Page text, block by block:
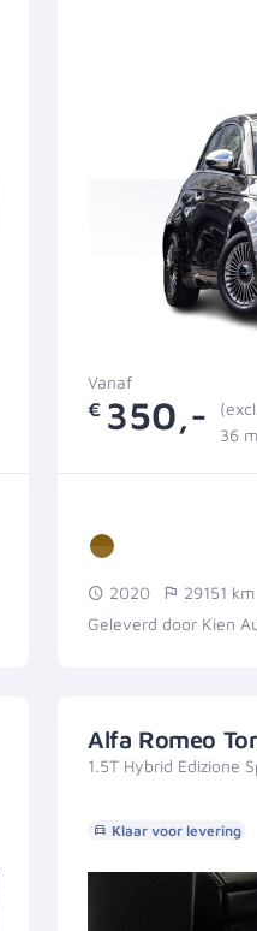
Vanaf
€ 350,-
36
2020 29151 km
Geleverd door Kien
Alfa Romeo
1.5T Hybrid Edizione
Klaar voor levering